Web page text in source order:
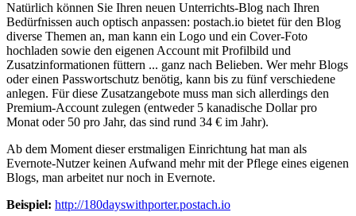
Natürlich können Sie Ihren neuen Unterrichts-Blog nach Ihren
Bedürfnissen auch optisch anpassen: postach.io bietet für den Blog
diverse Themen an, man kann ein Logo und ein Cover-Foto
hochladen sowie den eigenen Account mit Profilbild und
Zusatzinformationen füttern ... ganz nach Belieben. Wer mehr Blogs
oder einen Passwortschutz benötig, kann bis zu fünf verschiedene
anlegen. Für diese Zusatzangebote muss man sich allerdings den
Premium-Account zulegen (entweder 5 kanadische Dollar pro
Monat oder 50 pro Jahr, das sind rund 34 € im Jahr).
Ab dem Moment dieser erstmaligen Einrichtung hat man als
Evernote-Nutzer keinen Aufwand mehr mit der Pflege eines eigenen
Blogs, man arbeitet nur noch in Evernote.
Beispiel: http://180dayswithporter.postach.io